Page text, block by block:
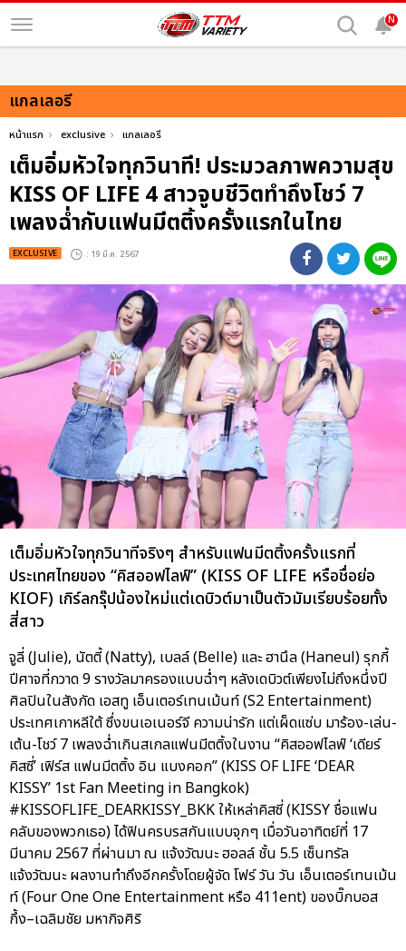
N
แกลเลอรี
หน้าแรก exclusive แกลเลอรี
เต็มอิ่มหัวใจทุกวินาที! ประมวลภาพความสุข
KISS OF LIFE 4 สาวจูบชีวิตทำถึงโชว์ 7
เพลงฉ่ำกับแฟนมีตติ้งครั้งแรกในไทย
EXCLUSIVE : 19 มี.ค. 2567
เต็มอิ่มหัวใจทุกวินาทีจริงๆ สำหรับแฟนมีตติ้งครั้งแรกที่
ประเทศไทยของ “คิสออฟไลฟ์” (KISS OF LIFE หรือชื่อย่อ
KIOF) เกิร์ลกรุ๊ปน้องใหม่แต่เดบิวต์มาเป็นตัวมัมเรียบร้อยทั้ง
สี่สาว
จูลี่ (Julie), นัตตี้ (Natty), เบลล์ (Belle) และ ฮานึล (Haneul) รุกกี้
ปีศาจที่กวาด 9 รางวัลมาครองแบบฉ่ำๆ หลังเดบิวต์เพียงไม่ถึงหนึ่งปี
ศิลปินในสังกัด เอสทู เอ็นเตอร์เทนเม้นท์ (S2 Entertainment)
ประเทศเกาหลีใต้ ซึ่งขนเอเนอร์จี ความน่ารัก แต่เผ็ดแซ่บ มาร้อง-เล่น-
เต้น-โชว์ 7 เพลงฉ่ำเกินสเกลแฟนมีตติ้งในงาน “คิสออฟไลฟ์ ‘เดียร์
คิสซี่’ เฟิร์ส แฟนมีตติ้ง อิน แบงคอก” (KISS OF LIFE ‘DEAR
KISSY’ 1st Fan Meeting in Bangkok)
#KISSOFLIFE_DEARKISSY_BKK ให้เหล่าคิสซี่ (KISSY ชื่อแฟน
คลับของพวกเธอ) ได้ฟินครบรสกันแบบจุกๆ เมื่อวันอาทิตย์ที่ 17
มีนาคม 2567 ที่ผ่านมา ณ แจ้งวัฒนะ ฮอลล์ ชั้น 5.5 เซ็นทรัล
แจ้งวัฒนะ ผลงานทำถึงอีกครั้งโดยผู้จัด โฟร์ วัน วัน เอ็นเตอร์เทนเม้น
ท์ (Four One One Entertainment หรือ 411ent) ของบิ๊กบอส
กึ้ง–เฉลิมชัย มหากิจศิริ